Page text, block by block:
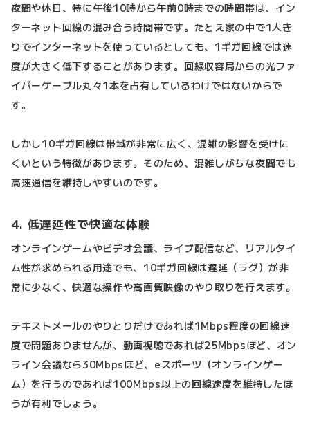
夜間や休日、特に午後10時から午前0時までの時間帯は、イン
ターネット回線の混み合う時間帯です。たとえ家の中で1人き
りでインターネットを使っているとしても、1ギガ回線では速
度が大きく低下することがあります。回線収容局からの光ファ
イバーケーブル丸々1本を占有しているわけではないからで
す。
しかし10ギガ回線は帯域が非常に広く、混雑の影響を受けに
くいという特徴があります。そのため、混雑しがちな夜間でも
高速通信を維持しやすいのです。
4. 低遅延性で快適な体験
オンラインゲームやビデオ会議、ライブ配信など、リアルタイ
ム性が求められる用途でも、10ギガ回線は遅延（ラグ）が非
常に少なく、快適な操作や高画質映像のやり取りを行えます。
テキストメールのやりとりだけであれば1Mbps程度の回線速
度で問題ありませんが、動画視聴であれば25Mbpsほど、オン
ライン会議なら30Mbpsほど、eスポーツ（オンラインゲー
ム）を行うのであれば100Mbps以上の回線速度を維持したほ
うが有利でしょう。